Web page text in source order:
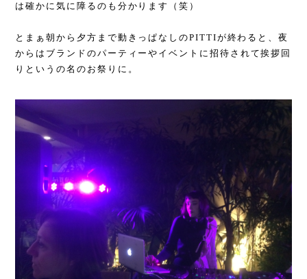
は確かに気に障るのも分かります（笑）
とまぁ朝から夕方まで動きっぱなしのPITTIが終わると、夜
からはブランドのパーティーやイベントに招待されて挨拶回
りというの名のお祭りに。